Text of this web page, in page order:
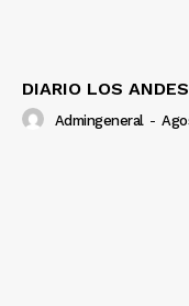
DIARIO LOS
Admingeneral -